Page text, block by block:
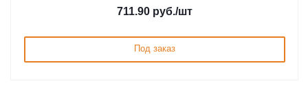
711.90 руб./шт
Под заказ